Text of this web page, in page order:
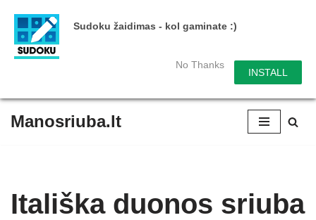
Sudoku žaidimas - kol gaminate :)
No Thanks
INSTALL
content
Manosriuba.lt
Itališka duonos sriuba